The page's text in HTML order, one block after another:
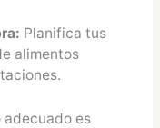
Planifica tus
alimentos
adecuado es